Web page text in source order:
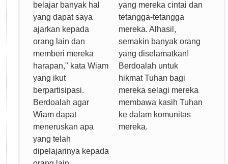
belajar banyak hal
yang dapat saya
ajarkan kepada
orang lain dan
memberi mereka
harapan," kata Wiam
yang ikut
berpartisipasi.
Berdoalah agar
Wiam dapat
meneruskan apa
yang telah
dipelajarinya kepada
yang mereka cintai dan
tetangga-tetangga
mereka. Alhasil,
semakin banyak orang
yang diselamatkan!
Berdoalah untuk
hikmat Tuhan bagi
mereka selagi mereka
membawa kasih Tuhan
ke dalam komunitas
mereka.